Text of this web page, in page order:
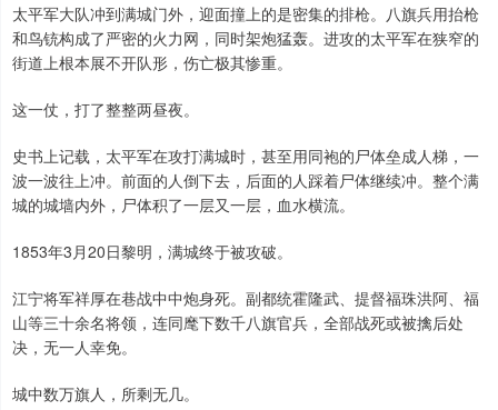
太平军大队冲到满城门外，迎面撞上的是密集的排枪。八旗兵用抬枪
和鸟铳构成了严密的火力网，同时架炮猛轰。进攻的太平军在狭窄的
街道上根本展不开队形，伤亡极其惨重。
这一仗，打了整整两昼夜。
史书上记载，太平军在攻打满城时，甚至用同袍的尸体垒成人梯，一
波一波往上冲。前面的人倒下去，后面的人踩着尸体继续冲。整个满
城的城墙内外，尸体积了一层又一层，血水横流。
1853年3月20日黎明，满城终于被攻破。
江宁将军祥厚在巷战中中炮身死。副都统霍隆武、提督福珠洪阿、福
山等三十余名将领，连同麾下数千八旗官兵，全部战死或被擒后处
决，无一人幸免。
城中数万旗人，所剩无几。